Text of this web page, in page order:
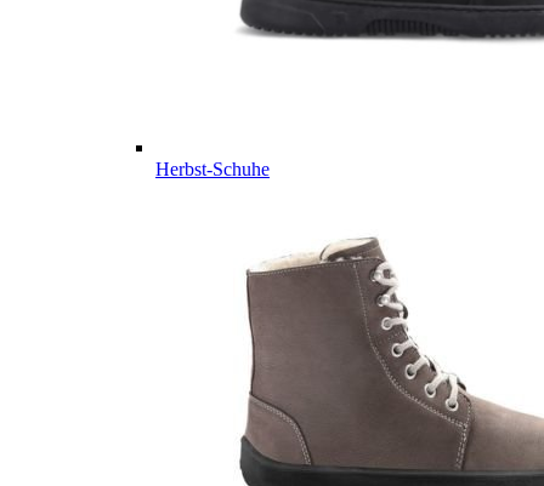
Herbst-Schuhe